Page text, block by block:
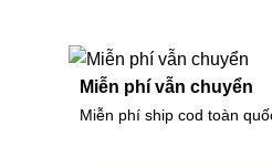
Miễn phí vẫn chuyển
Miễn phí ship cod toàn